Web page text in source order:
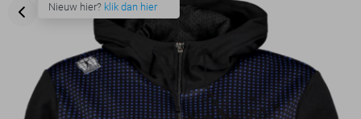
Nieuw hier? klik dan hier